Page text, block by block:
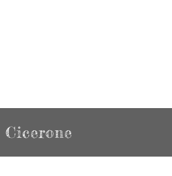
Cicerone